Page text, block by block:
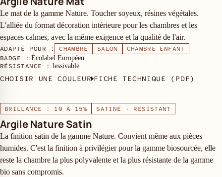
Le mat de la gamme Nature. Toucher soyeux, résines végétales.
L'alliée du format décoration intérieure pour les chambres et les
espaces calmes, avec la même exigence et la qualité de l'air.
ADAPTÉ POUR : CHAMBRE SALON
CHAMBRE ENFANT
BADGE : Écolabel Européen
RÉSISTANCE : lessivable
CHOISIR UNE COULEUR FICHE TECHNIQUE (PDF)
BRILLANCE : 10 À 15% SATINÉ · RÉSISTANT
Argile Nature Satin
La finition satin de la gamme Nature. Convient même aux pièces
humides. C'est la finition à privilégier pour la gamme biosourcée, elle
reste la chambre la plus polyvalente et la plus résistante de la gamme
bio sans compromis.